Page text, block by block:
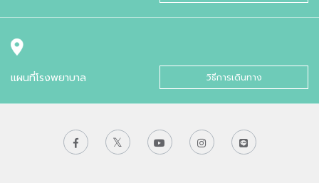
แผนที่โรงพยาบาล วิธีการเดินทาง